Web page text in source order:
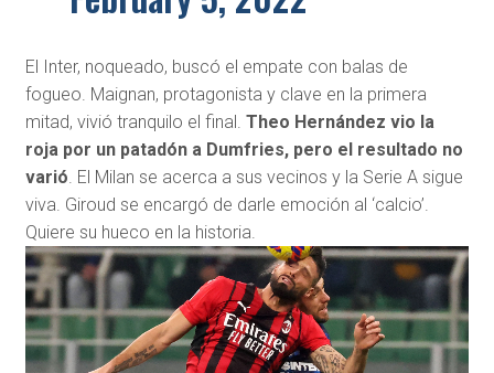
El Inter, noqueado, buscó el empate con balas de
fogueo. Maignan, protagonista y clave en la primera
mitad, vivió tranquilo el final. Theo Hernández vio la
roja por un patadón a Dumfries, pero el resultado no
varió. El Milan se acerca a sus vecinos y la Serie A sigue
viva. Giroud se encargó de darle emoción al ‘calcio’.
Quiere su hueco en la historia.